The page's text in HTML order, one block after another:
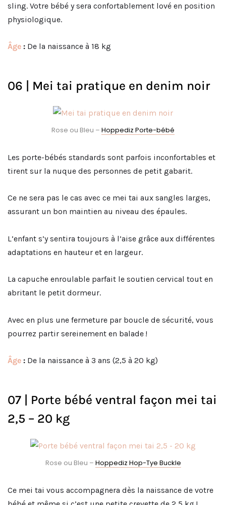
sling. Votre bébé y sera confortablement lové en position
physiologique.
Âge : De la naissance à 18 kg
06 | Mei tai pratique en denim noir
Rose ou Bleu – Hoppediz Porte-bébé
Les porte-bébés standards sont parfois inconfortables et
tirent sur la nuque des personnes de petit gabarit.
Ce ne sera pas le cas avec ce mei tai aux sangles larges,
assurant un bon maintien au niveau des épaules.
L’enfant s’y sentira toujours à l’aise grâce aux différentes
adaptations en hauteur et en largeur.
La capuche enroulable parfait le soutien cervical tout en
abritant le petit dormeur.
Avec en plus une fermeture par boucle de sécurité, vous
pourrez partir sereinement en balade !
Âge : De la naissance à 3 ans (2,5 à 20 kg)
07 | Porte bébé ventral façon mei tai
2,5 – 20 kg
Rose ou Bleu – Hoppediz Hop-Tye Buckle
Ce mei tai vous accompagnera dès la naissance de votre